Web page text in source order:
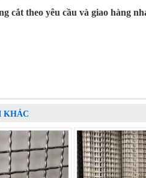
cắt theo yêu cầu và giao hàng
KHÁC